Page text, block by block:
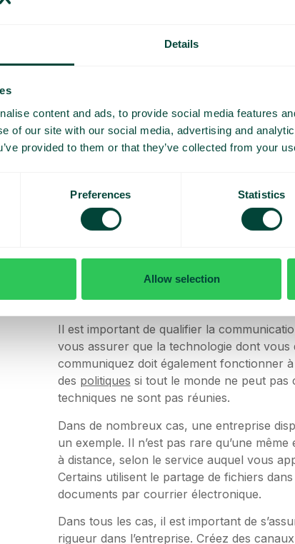
Details
content and ads, to provide social media features
of our site with our social media, advertising and
provided to them or that they’ve collected from your
Preferences Statistics
Allow selection
Avez-vous des
entreprises qui
communication
distance ?
Il est important de qualifier la
vous assurer que la technologie dont
communiquez doit également fonctionner
des politiques si tout le monde ne peut pas
techniques ne sont pas réunies.
Dans de nombreux cas, une entreprise
un exemple. Il n’est pas rare qu’une
à distance, selon le service auquel vous
Certains utilisent le partage de fichiers
documents par courrier électronique.
Dans tous les cas, il est important de
rigueur dans l’entreprise. Créez des